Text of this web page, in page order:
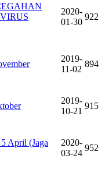
2020-
01-30
922
2019-
11-02
894
2019-
10-21
915
April (Jaga
2020-
03-24
952